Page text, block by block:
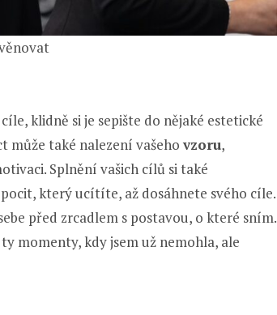
klidně si je sepište do nějaké estetické
může také nalezení vašeho vzoru,
Splnění vašich cílů si také
který ucítíte, až dosáhnete svého cíle.
před zrcadlem s postavou, o které sním.
momenty, kdy jsem už nemohla, ale